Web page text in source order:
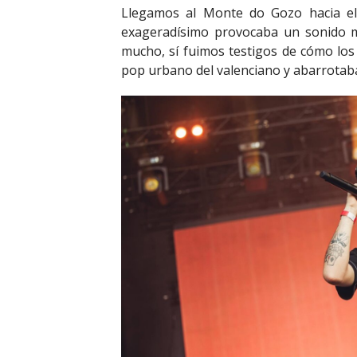
Llegamos al Monte do Gozo hacia
exageradísimo provocaba un
mucho, sí fuimos testigos de cómo
pop urbano del valenciano y